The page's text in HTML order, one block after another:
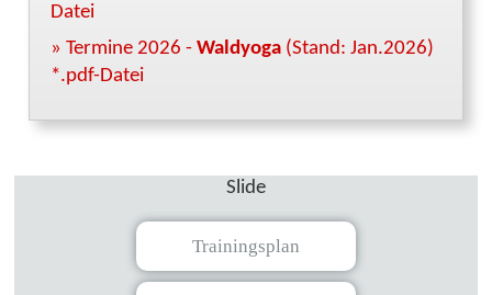
Datei
» Termine 2026 - Waldyoga (Stand: Jan.2026)
*.pdf-Datei
Slide
Trainingsplan